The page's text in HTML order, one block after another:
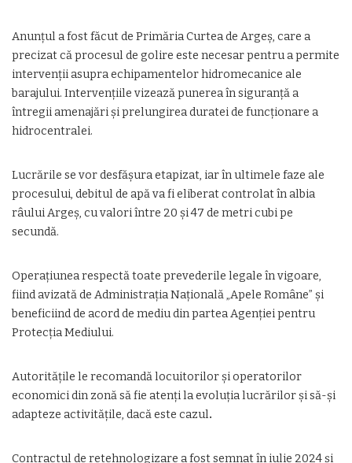
Anunțul a fost făcut de Primăria Curtea de Argeș, care a
precizat că procesul de golire este necesar pentru a permite
intervenții asupra echipamentelor hidromecanice ale
barajului. Intervențiile vizează punerea în siguranță a
întregii amenajări și prelungirea duratei de funcționare a
hidrocentralei.
Lucrările se vor desfășura etapizat, iar în ultimele faze ale
procesului, debitul de apă va fi eliberat controlat în albia
râului Argeș, cu valori între 20 și 47 de metri cubi pe
secundă.
Operațiunea respectă toate prevederile legale în vigoare,
fiind avizată de Administrația Națională „Apele Române” și
beneficiind de acord de mediu din partea Agenției pentru
Protecția Mediului.
Autoritățile le recomandă locuitorilor și operatorilor
economici din zonă să fie atenți la evoluția lucrărilor și să-și
adapteze activitățile, dacă este cazul.
Contractul de retehnologizare a fost semnat în iulie 2024 și